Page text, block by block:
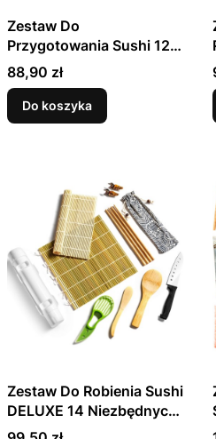
Zestaw Do
Przygotowania Sushi 12
Produktów - Rozmiar M
Cena
88,90 zł
Do koszyka
Zestaw Do Robienia Sushi
DELUXE 14 Niezbędnych
Akcesoriów